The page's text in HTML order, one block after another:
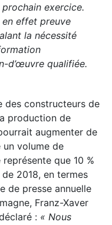
exercice.
effet preuve
la nécessité
d’œuvre qualifiée.
des constructeurs de
production de
augmenter de
un volume de
représente que 10 %
2018, en termes
de presse annuelle
Franz-Xaver
: « Nous